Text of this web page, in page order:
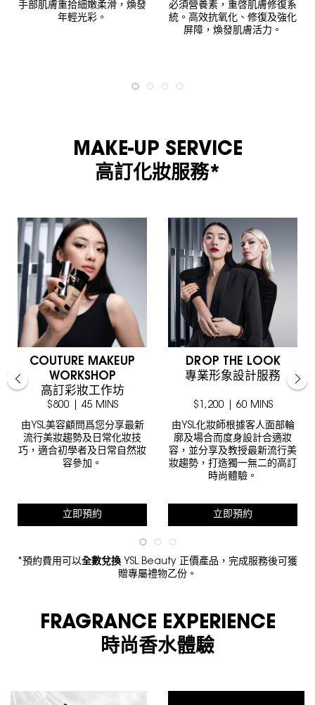
手部肌膚重拾細嫩柔滑，煥發
年輕光彩。
必須營養素，重啓肌膚修復系
統。高效抗氧化、修復及強化
屏障，煥發肌膚活力。
MAKE-UP SERVICE
高訂化妝服務*
COUTURE MAKEUP
WORKSHOP
高訂彩妝工作坊
$800 | 45 MINS
由YSL美容顧問爲您分享最新
流行美妝趨勢及日常化妝技
巧，適合初學者及日常自然妝
容參加。
立即預約
DROP THE LOOK
專業形象設計服務
$1,200 | 60 MINS
由YSL化妝師根據客人面部輪
廓及場合而度身設計合適妝
容，並分享及教授最新流行美
妝趨勢，打造獨一無二的高訂
時尚體驗。
立即預約
*預約費用可以全數兌換 YSL Beauty 正價產品，完成服務後可獲
贈專屬禮物乙份。
FRAGRANCE EXPERIENCE
時尚香水體驗